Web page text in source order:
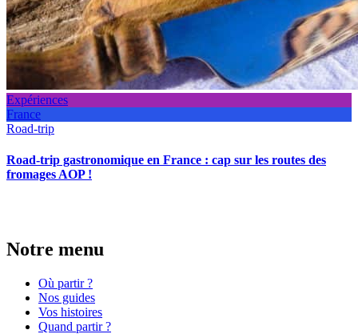
Expériences
France
Road-trip
Road-trip gastronomique en France : cap sur les routes des
fromages AOP !
Notre menu
Où partir ?
Nos guides
Vos histoires
Quand partir ?